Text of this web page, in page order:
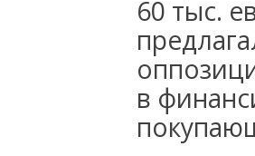
60 тыс.
в